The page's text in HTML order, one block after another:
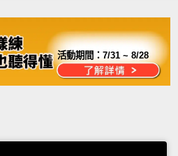
活動期間：7/31 ~ 8/28